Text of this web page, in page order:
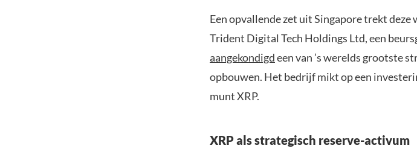
Een opvallende zet uit Singapore trekt deze
Trident Digital Tech Holdings Ltd, een
aangekondigdeen van ’s werelds grootste
opbouwen. Het bedrijf mikt op een
munt XRP.
XRP als strategisch reserve-activum